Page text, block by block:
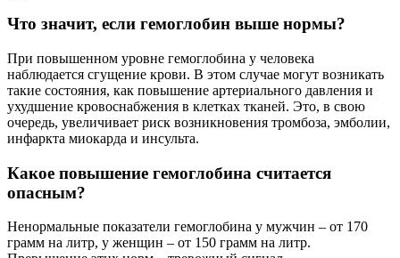
Что значит, если гемоглобин выше нормы?
При повышенном уровне гемоглобина у человека
наблюдается сгущение крови. В этом случае могут возникать
такие состояния, как повышение артериального давления и
ухудшение кровоснабжения в клетках тканей. Это, в свою
очередь, увеличивает риск возникновения тромбоза, эмболии,
инфаркта миокарда и инсульта.
Какое повышение гемоглобина считается
опасным?
Ненормальные показатели гемоглобина у мужчин – от 170
грамм на литр, у женщин – от 150 грамм на литр.